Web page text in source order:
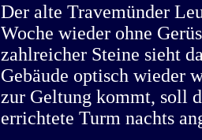
Der alte Travemünder
Woche wieder ohne
zahlreicher Steine sieht
Gebäude optisch wieder
zur Geltung kommt, soll
errichtete Turm nachts